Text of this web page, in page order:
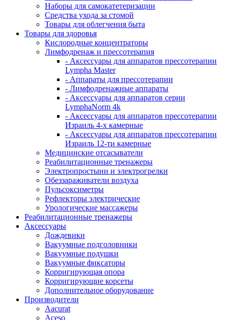
Наборы для самокатетеризации
Средства ухода за стомой
Товары для облегчения быта
Товары для здоровья
Кислородные концентраторы
Лимфодренаж и прессотерапия
- Аксессуары для аппаратов прессотерапии
Lympha Master
- Аппараты для прессотерапии
- Лимфодренажные аппараты
- Аксессуары для аппаратов серии
LymphaNorm 4k
- Аксессуары для аппаратов прессотерапии
Израиль 4-х камерные
- Аксессуары для аппаратов прессотерапии
Израиль 12-ти камерные
Медицинские отсасыватели
Реабилитационные тренажеры
Электропростыни и электрогрелки
Обеззараживатели воздуха
Пульсоксиметры
Рефлекторы электрические
Урологические массажеры
Реабилитационные тренажеры
Аксессуары
Дождевики
Вакуумные подголовники
Вакуумные подушки
Вакуумные фиксаторы
Корригирующая опора
Корригирующие корсеты
Дополнительное оборудование
Производители
Aacurat
Aceso